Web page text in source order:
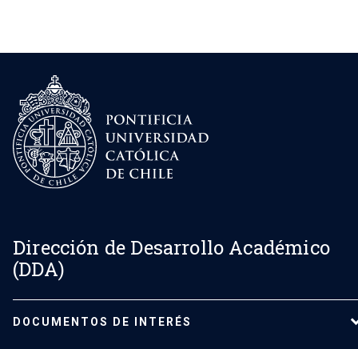
Dirección de Desarrollo Académico
(DDA)
DOCUMENTOS DE INTERÉS